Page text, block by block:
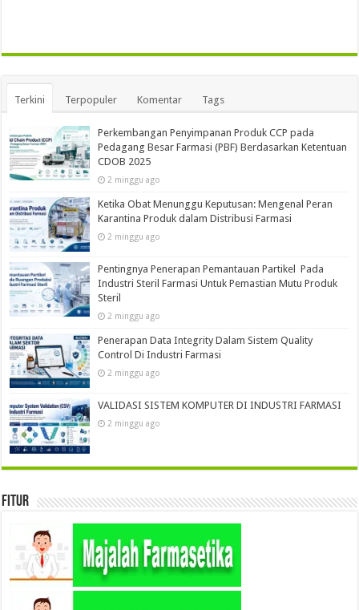
Terkini Terpopuler Komentar Tags
Perkembangan Penyimpanan Produk CCP pada
Pedagang Besar Farmasi (PBF) Berdasarkan Ketentuan
CDOB 2025
2 minggu ago
Ketika Obat Menunggu Keputusan: Mengenal Peran
Karantina Produk dalam Distribusi Farmasi
2 minggu ago
Pentingnya Penerapan Pemantauan Partikel Pada
Industri Steril Farmasi Untuk Pemastian Mutu Produk
Steril
2 minggu ago
Penerapan Data Integrity Dalam Sistem Quality
Control Di Industri Farmasi
2 minggu ago
VALIDASI SISTEM KOMPUTER DI INDUSTRI FARMASI
2 minggu ago
Fitur